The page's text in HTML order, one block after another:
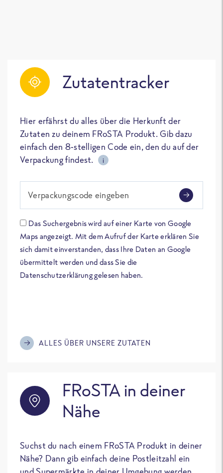
Zutatentracker
Hier erfährst du alles über die Herkunft der
Zutaten zu deinem FRoSTA Produkt. Gib dazu
einfach den 8-stelligen Code ein, den du auf der
Verpackung findest.
i
Verpackungscode eingeben
Das Suchergebnis wird auf einer Karte von Google
Maps angezeigt. Mit dem Aufruf der Karte erklären Sie
sich damit einverstanden, dass Ihre Daten an Google
übermittelt werden und dass Sie die
Datenschutzerklärung gelesen haben.
ALLES ÜBER UNSERE ZUTATEN
FRoSTA in deiner
Nähe
Suchst du nach einem FRoSTA Produkt in deiner
Nähe? Dann gib einfach deine Postleitzahl ein